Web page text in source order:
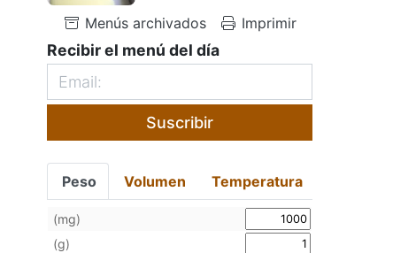
Menús archivados Imprimir
Recibir el menú del día
Suscribir
Peso Volumen Temperatura
(mg)
(g)